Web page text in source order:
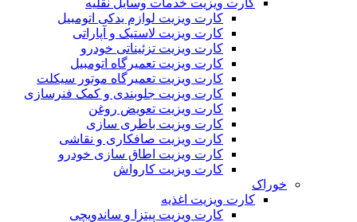
کارت ویزیت خدمات وسایل نقلیه
کارت ویزیت لوازم یدکی اتومبیل
کارت ویزیت لاستیک و آپاراتی
کارت ویزیت تزئیناتی خودرو
کارت ویزیت تعمیرگاه اتومبیل
کارت ویزیت تعمیرگاه موتور سیکلت
کارت ویزیت جلوبندی و کمک فنرسازی
کارت ویزیت تعویض روغن
کارت ویزیت باطری سازی
کارت ویزیت صافکاری و نقاشی
کارت ویزیت اطاق سازی خودرو
کارت ویزیت کارواش
خوراک
کارت ویزیت اغذیه
کارت ویزیت پیتزا و ساندویچی